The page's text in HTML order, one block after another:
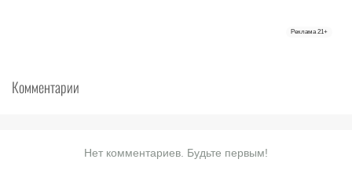
Реклама 21+
Комментарии
Нет комментариев. Будьте первым!